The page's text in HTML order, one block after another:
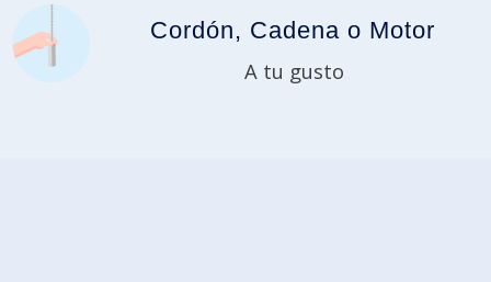
Cordón, Cadena o Motor
A tu gusto